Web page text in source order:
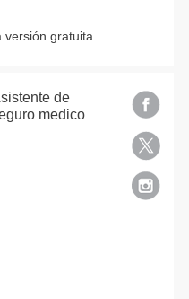
versión gratuita.
de
medico